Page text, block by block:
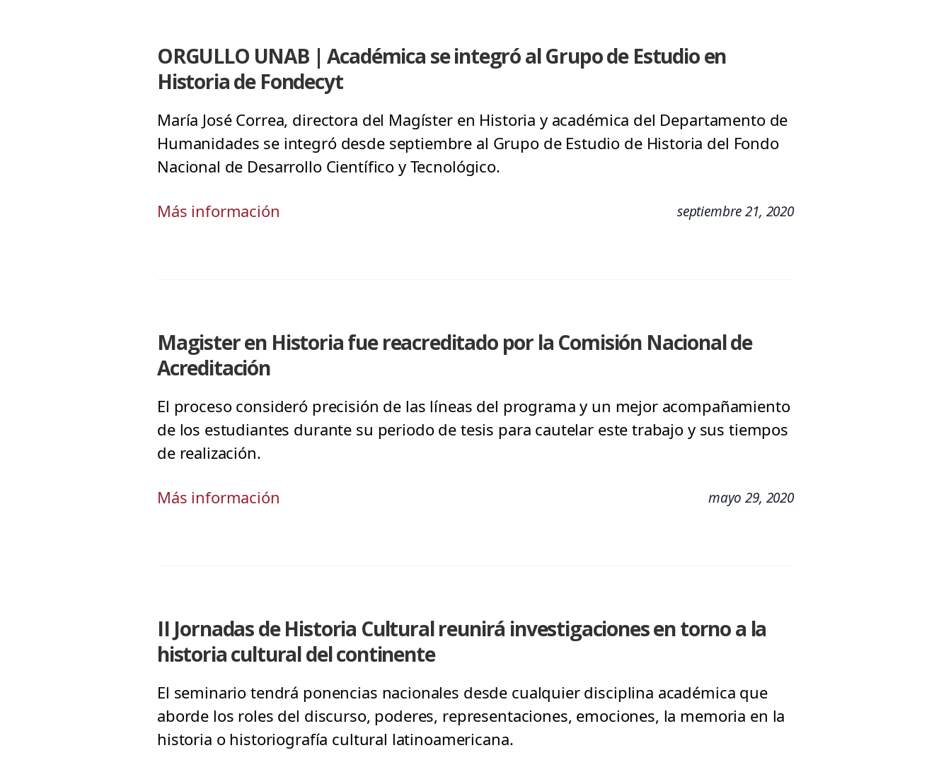
ORGULLO UNAB | Académica se integró al Grupo de Estudio en
Historia de Fondecyt
María José Correa, directora del Magíster en Historia y académica del Departamento de
Humanidades se integró desde septiembre al Grupo de Estudio de Historia del Fondo
Nacional de Desarrollo Científico y Tecnológico.
Más información septiembre 21, 2020
Magister en Historia fue reacreditado por la Comisión Nacional de
Acreditación
El proceso consideró precisión de las líneas del programa y un mejor acompañamiento
de los estudiantes durante su periodo de tesis para cautelar este trabajo y sus tiempos
de realización.
Más información mayo 29, 2020
II Jornadas de Historia Cultural reunirá investigaciones en torno a la
historia cultural del continente
El seminario tendrá ponencias nacionales desde cualquier disciplina académica que
aborde los roles del discurso, poderes, representaciones, emociones, la memoria en la
historia o historiografía cultural latinoamericana.